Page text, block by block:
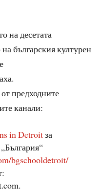
на десетата
българския културен
предходните
канали:
in Detroitза
bgschooldetroit/